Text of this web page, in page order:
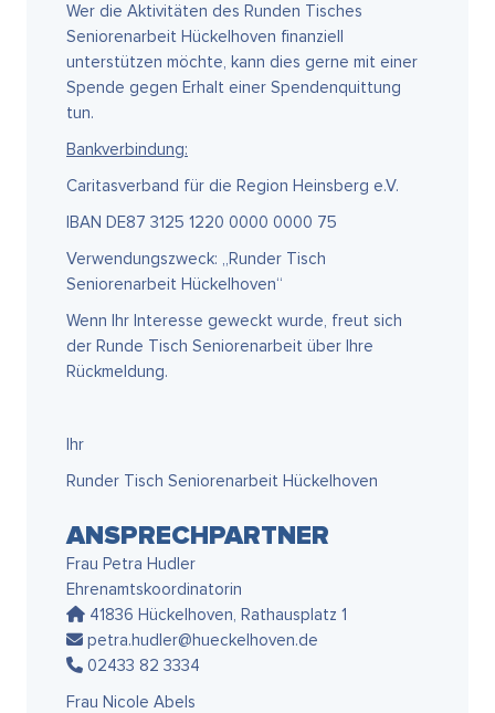
Wer die Aktivitäten des Runden Tisches
Seniorenarbeit Hückelhoven finanziell
unterstützen möchte, kann dies gerne mit einer
Spende gegen Erhalt einer Spendenquittung
tun.
Bankverbindung:
Caritasverband für die Region Heinsberg e.V.
IBAN DE87 3125 1220 0000 0000 75
Verwendungszweck: „Runder Tisch
Seniorenarbeit Hückelhoven“
Wenn Ihr Interesse geweckt wurde, freut sich
der Runde Tisch Seniorenarbeit über Ihre
Rückmeldung.
Ihr
Runder Tisch Seniorenarbeit Hückelhoven
ANSPRECHPARTNER
Frau Petra Hudler
Ehrenamtskoordinatorin
41836 Hückelhoven, Rathausplatz 1
petra.hudler@hueckelhoven.de
02433 82 3334
Frau Nicole Abels